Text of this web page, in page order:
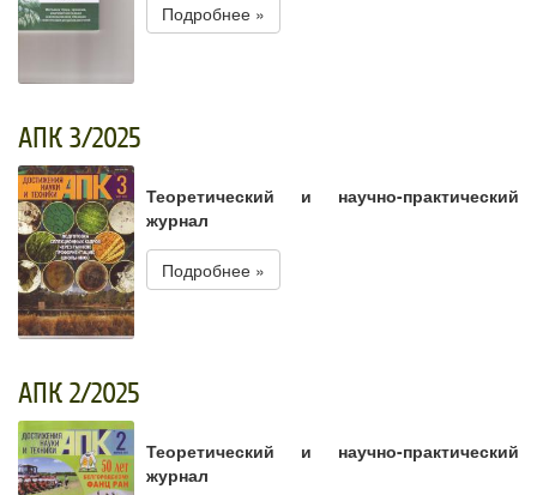
Подробнее »
АПК 3/2025
Теоретический и научно-практический
журнал
Подробнее »
АПК 2/2025
Теоретический и научно-практический
журнал